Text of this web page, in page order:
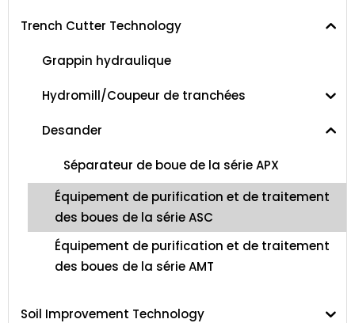
Trench Cutter Technology
Grappin hydraulique
Hydromill/Coupeur de tranchées
Desander
Séparateur de boue de la série APX
Équipement de purification et de traitement
des boues de la série ASC
Équipement de purification et de traitement
des boues de la série AMT
Soil Improvement Technology